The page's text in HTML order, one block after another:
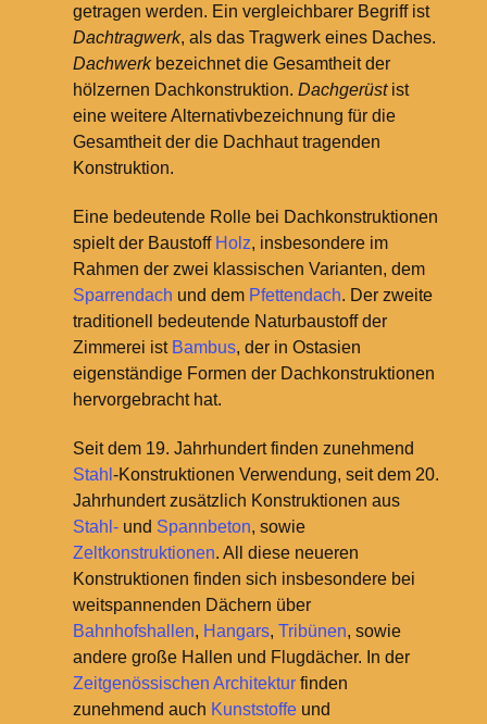
getragen werden. Ein vergleichbarer Begriff ist
Dachtragwerk, als das Tragwerk eines Daches.
Dachwerkbezeichnet die Gesamtheit der
hölzernen Dachkonstruktion. Dachgerüstist
eine weitere Alternativbezeichnung für die
Gesamtheit der die Dachhaut tragenden
Konstruktion.
Eine bedeutende Rolle bei Dachkonstruktionen
spielt der Baustoff Holz, insbesondere im
Rahmen der zwei klassischen Varianten, dem
Sparrendach und dem Pfettendach. Der zweite
traditionell bedeutende Naturbaustoff der
Zimmerei ist Bambus, der in Ostasien
eigenständige Formen der Dachkonstruktionen
hervorgebracht hat.
Seit dem 19. Jahrhundert finden zunehmend
Stahl -Konstruktionen Verwendung, seit dem 20.
Jahrhundert zusätzlich Konstruktionen aus
Stahl-und Spannbeton, sowie
Zeltkonstruktionen. All diese neueren
Konstruktionen finden sich insbesondere bei
weitspannenden Dächern über
Bahnhofshallen, Hangars, Tribünen, sowie
andere große Hallen und Flugdächer. In der
Zeitgenössischen Architekturfinden
zunehmend auch Kunststoffeund